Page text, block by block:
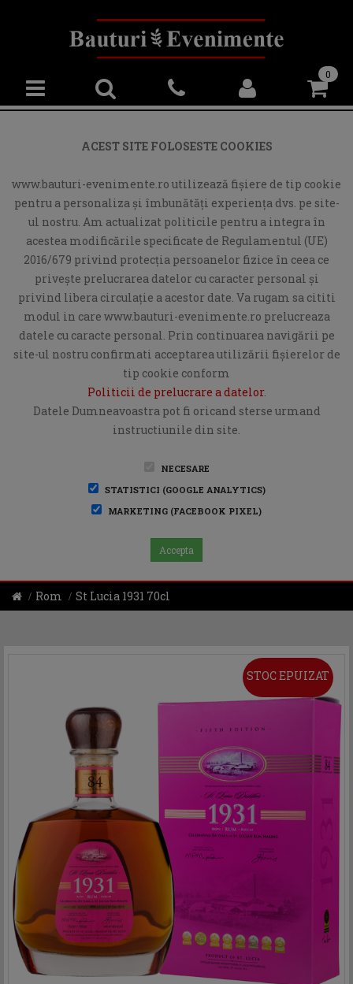
0
ACEST SITE FOLOSESTE COOKIES
www.bauturi-evenimente.ro utilizează fişiere de tip cookie
pentru a personaliza și îmbunătăți experiența dvs. pe site-
ul nostru. Am actualizat politicile pentru a integra în
acestea modificările specificate de Regulamentul (UE)
2016/679 privind protecția persoanelor fizice în ceea ce
privește prelucrarea datelor cu caracter personal și
privind libera circulație a acestor date. Va rugam sa cititi
modul in care www.bauturi-evenimente.ro prelucreaza
datele cu caracte personal. Prin continuarea navigării pe
site-ul nostru confirmati acceptarea utilizării fişierelor de
tip cookie conform
Politicii de prelucrare a datelor.
Datele Dumneavoastra pot fi oricand sterse urmand
instructiunile din site.
NECESARE
STATISTICI (GOOGLE ANALYTICS)
MARKETING (FACEBOOK PIXEL)
Accepta
Rom St Lucia 1931 70cl
STOC EPUIZAT